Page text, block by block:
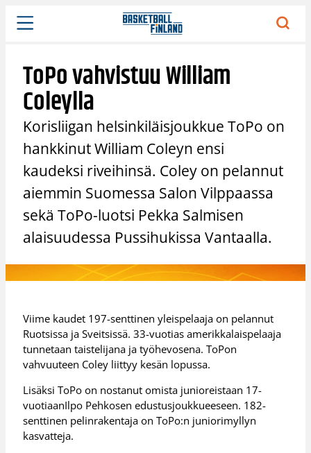
Siirry
sisältöön
ToPo vahvistuu William
Coleylla
Korisliigan helsinkiläisjoukkue ToPo on
hankkinut William Coleyn ensi
kaudeksi riveihinsä. Coley on pelannut
aiemmin Suomessa Salon Vilppaassa
sekä ToPo-luotsi Pekka Salmisen
alaisuudessa Pussihukissa Vantaalla.
Viime kaudet 197-senttinen yleispelaaja on pelannut
Ruotsissa ja Sveitsissä. 33-vuotias amerikkalaispelaaja
tunnetaan taistelijana ja työhevosena. ToPon
vahvuuteen Coley liittyy kesän lopussa.
Lisäksi ToPo on nostanut omista junioreistaan 17-
vuotiaanIlpo Pehkosen edustusjoukkueeseen. 182-
senttinen pelinrakentaja on ToPo:n juniorimyllyn
kasvatteja.